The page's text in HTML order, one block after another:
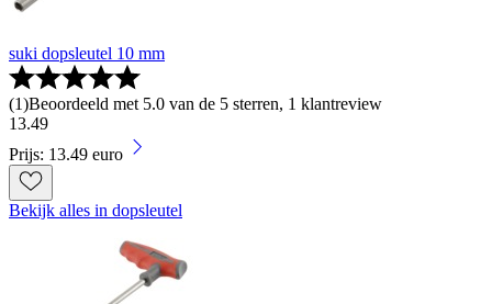
suki dopsleutel 10 mm
(1)Beoordeeld met 5.0 van de 5 sterren, 1 klantreview
13.49
Prijs: 13.49 euro
Bekijk alles in dopsleutel